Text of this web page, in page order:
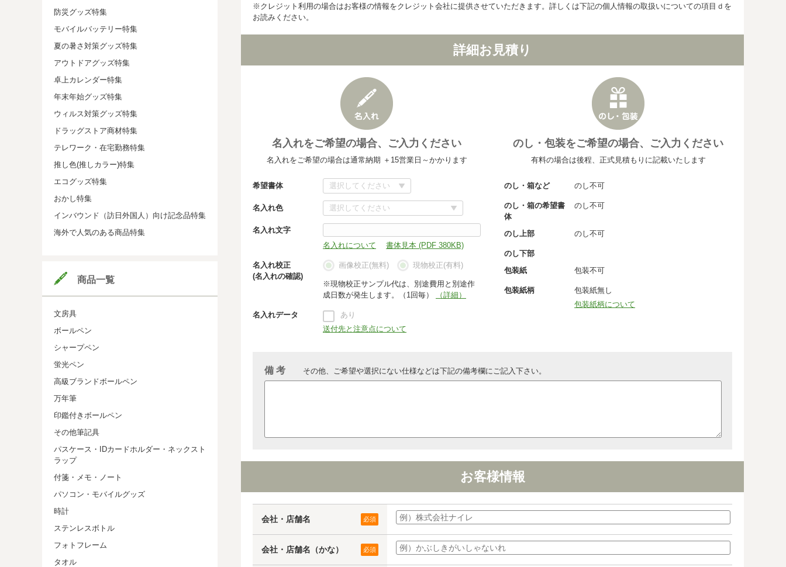
防災グッズ特集
モバイルバッテリー特集
夏の暑さ対策グッズ特集
アウトドアグッズ特集
卓上カレンダー特集
年末年始グッズ特集
ウィルス対策グッズ特集
ドラッグストア商材特集
テレワーク・在宅勤務特集
推し色(推しカラー)特集
エコグッズ特集
おかし特集
インバウンド（訪日外国人）向け記念品特集
海外で人気のある商品特集
商品一覧
文房具
ボールペン
シャープペン
蛍光ペン
高級ブランドボールペン
万年筆
印鑑付きボールペン
その他筆記具
パスケース・IDカードホルダー・ネックスト
ラップ
付箋・メモ・ノート
パソコン・モバイルグッズ
時計
ステンレスボトル
フォトフレーム
タオル
※クレジット利用の場合はお客様の情報をクレジット会社に提供させていただきます。詳しくは下記の個人情報の取扱いについての項目ｄを
お読みください。
詳細お見積り
名入れをご希望の場合、ご入力ください
名入れをご希望の場合は通常納期 ＋15営業日～かかります
希望書体
名入れ色
名入れ文字
名入れについて
書体見本 (PDF 380KB)
名入れ校正
(名入れの確認)
画像校正(無料) 現物校正(有料)
※現物校正サンプル代は、別途費用と別途作
成日数が発生します。（1回毎）
（詳細）
名入れデータ
あり
送付先と注意点について
のし・包装をご希望の場合、ご入力ください
有料の場合は後程、正式見積もりに記載いたします
のし・箱など のし不可
のし・箱の希望書
体
のし不可
のし上部 のし不可
のし下部
包装紙
包装不可
包装紙柄
包装紙無し
包装紙柄について
備 考 その他、ご希望や選択にない仕様などは下記の備考欄にご記入下さい。
お客様情報
会社・店舗名 必須
会社・店舗名（かな） 必須